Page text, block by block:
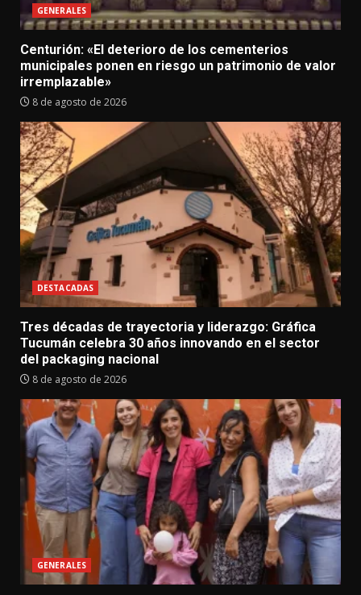
GENERALES
Centurión: «El deterioro de los cementerios
municipales ponen en riesgo un patrimonio de valor
irremplazable»
8 de agosto de 2026
DESTACADAS
Tres décadas de trayectoria y liderazgo: Gráfica
Tucumán celebra 30 años innovando en el sector
del packaging nacional
8 de agosto de 2026
GENERALES